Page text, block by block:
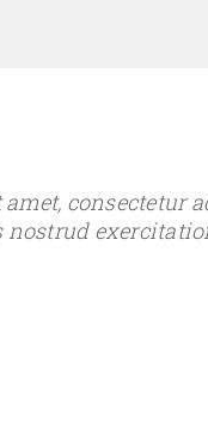
consectetur